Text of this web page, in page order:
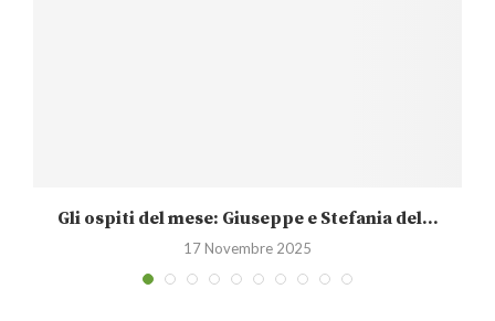
Gli ospiti del mese: Giuseppe e Stefania del...
17 Novembre 2025